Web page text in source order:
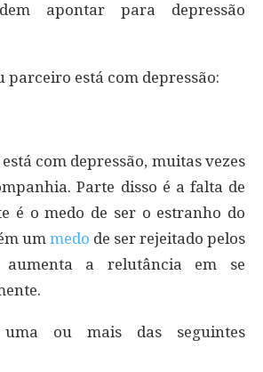
apontar para depressão
parceiro está com depressão:
com depressão, muitas vezes
Parte disso é a falta de
é o medo de ser o estranho do
um medo de ser rejeitado pelos
a relutância em se
ou mais das seguintes